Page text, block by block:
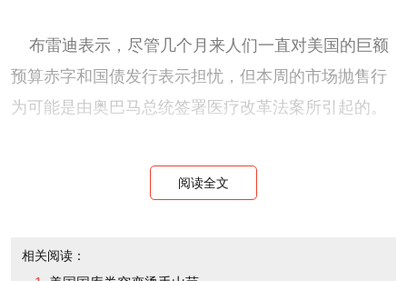
布雷迪表示，尽管几个月来人们一直对美国的巨额
预算赤字和国债发行表示担忧，但本周的市场抛售行
为可能是由奥巴马总统签署医疗改革法案所引起的。
布雷迪说：“市场上一直有一种消极的论调，讨论政
府将新增一项昂贵的福利计划。增发国债从供求的角
而大公司并不缺现金。沃尔玛和百威英博手头共有
阅读全文
相关阅读：